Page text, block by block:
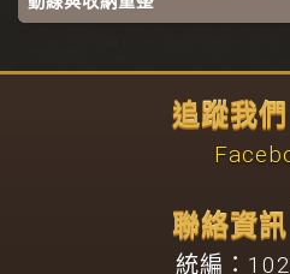
聯絡資訊
統編：
追蹤我們